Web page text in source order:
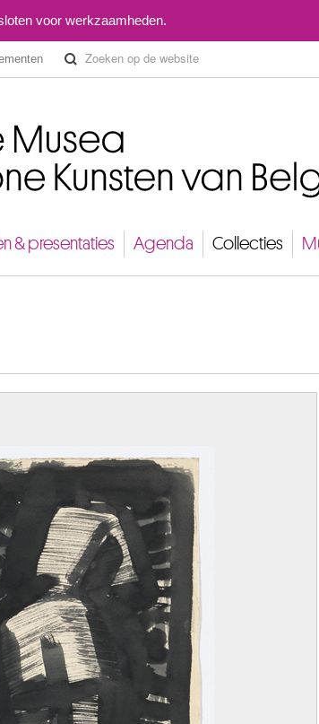
voor werkzaamheden.
& presentaties Agenda Collecties